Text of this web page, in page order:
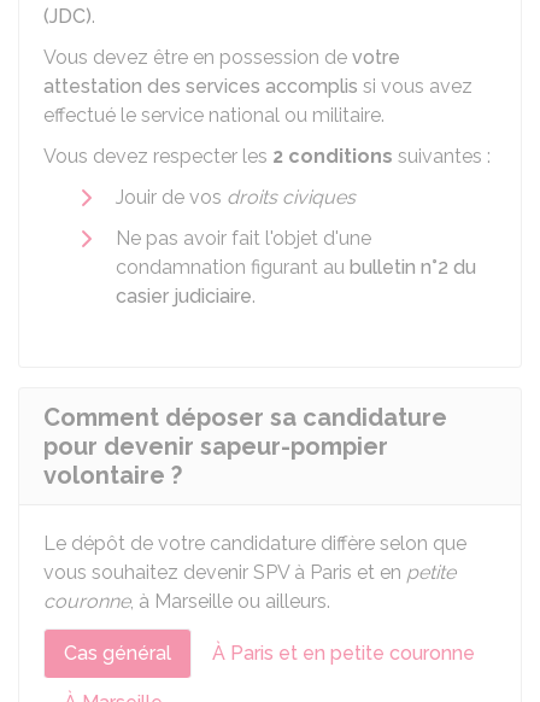
(JDC).
Vous devez être en possession de votre
attestation des services accomplis si vous avez
effectué le service national ou militaire.
Vous devez respecter les 2 conditions suivantes :
Jouir de vos droits civiques
Ne pas avoir fait l'objet d'une
condamnation figurant au bulletin n°2 du
casier judiciaire.
Comment déposer sa candidature
pour devenir sapeur-pompier
volontaire ?
Le dépôt de votre candidature diffère selon que
vous souhaitez devenir SPV à Paris et en petite
couronne, à Marseille ou ailleurs.
Cas général À Paris et en petite couronne